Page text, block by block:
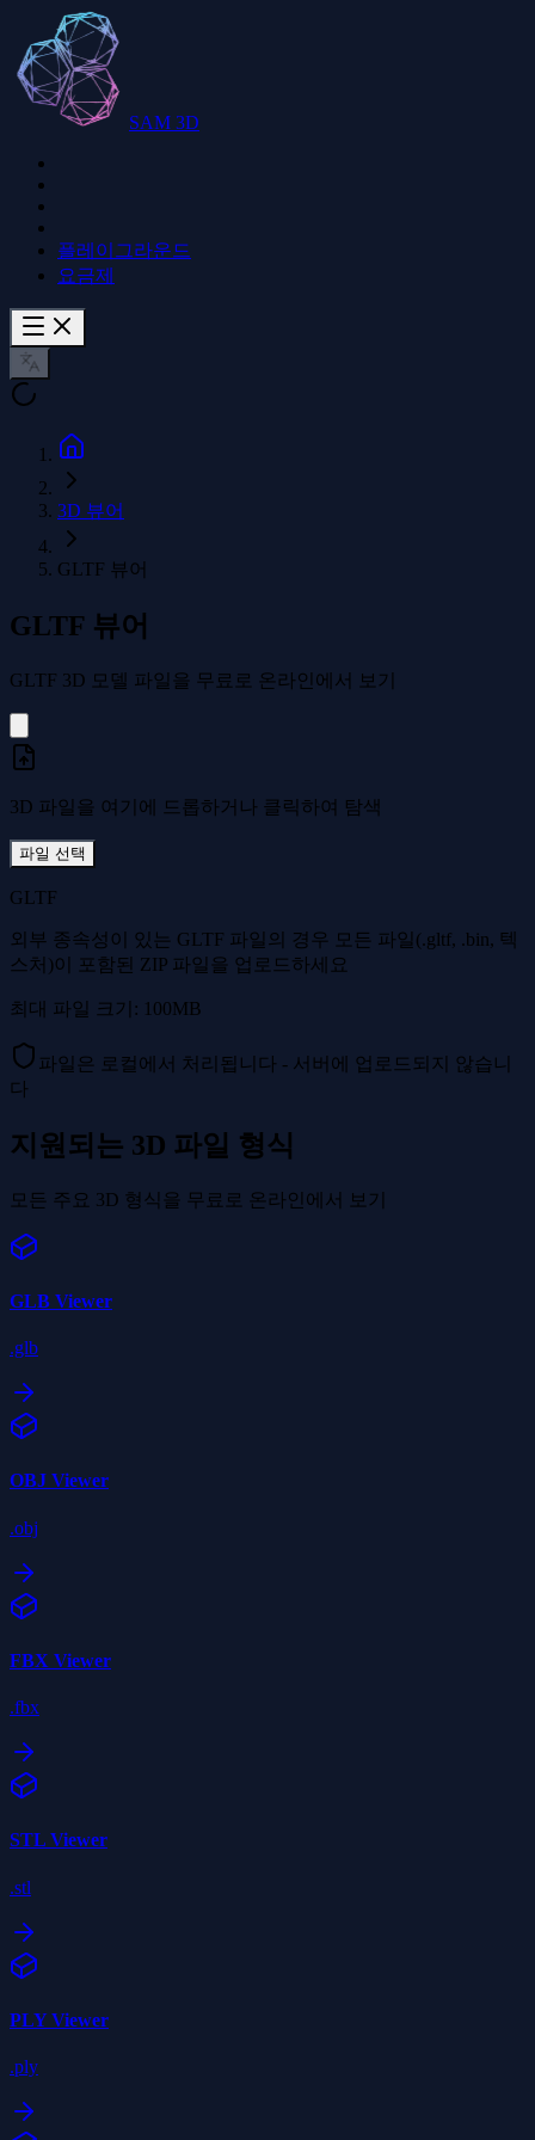
SAM 3D
플레이그라운드
요금제
3D 뷰어
GLTF 뷰어
GLTF 뷰어
GLTF 3D 모델 파일을 무료로 온라인에서 보기
3D 파일을 여기에 드롭하거나 클릭하여 탐색
파일 선택
GLTF
외부 종속성이 있는 GLTF 파일의 경우 모든 파일(.gltf, .bin, 텍
스처)이 포함된 ZIP 파일을 업로드하세요
최대 파일 크기: 100MB
파일은 로컬에서 처리됩니다 - 서버에 업로드되지 않습니
다
지원되는 3D 파일 형식
모든 주요 3D 형식을 무료로 온라인에서 보기
GLB Viewer
.glb
OBJ Viewer
.obj
FBX Viewer
.fbx
STL Viewer
.stl
PLYViewer
.ply